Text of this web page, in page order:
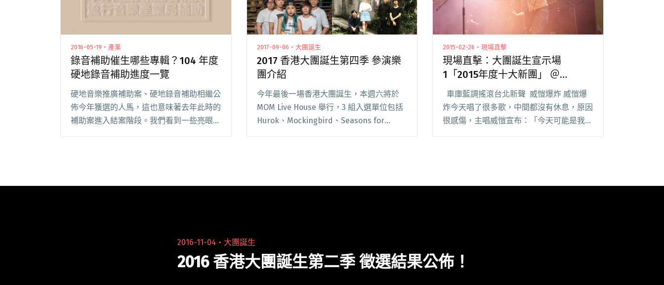
2016-05-19・產業
錄音補助催生哪些專輯？104 年度
硬地錄音補助進度一覽
硬地音樂推廣補助案、硬地錄音補助相繼公
佈今年獲選的人馬，這也意味著去年此時的
補助案進入結案階段。我們看到一些亮眼的
成果：包括一鳴驚人的草東沒有派對、十年
地錄音補助進度一覽"
2017-09-06・大團誕生
2017 香港大團誕生第四季 參演樂
團介紹
今年最後一場香港大團誕生，本週六將於
MOM Live House 舉行，3 組入選單位包括
Hurok、Mockingbird、Seasons for
Change，還有來自台灣首度來港演出的電
2015-02-26・現場直擊
現場直擊：大團誕生宣示場
1「2015年度十大新團」 ＠
Legacy Taipei
車庫藍調搖滾台北新聲 威愷爆炸 威愷爆
炸今天唱了很多歌，中間都沒有休息，原因
很感傷，主唱威愷宣布：「今天可能是我們
今年最後一場演出了，因為鼓手要去當兵
1「2015年度十大新團」 ＠ Legacy Taipei"
2016-11-04・ 大團誕生
2016 香港大團誕生第二季 徵選結果公佈！